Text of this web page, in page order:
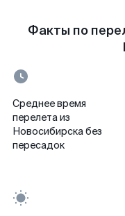
Факты по
Среднее время
перелета из
Новосибирска без
пересадок